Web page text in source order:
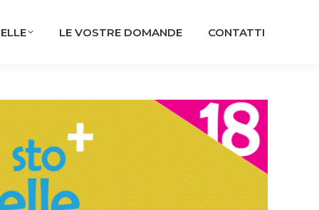
LE VOSTRE DOMANDE CONTATTI